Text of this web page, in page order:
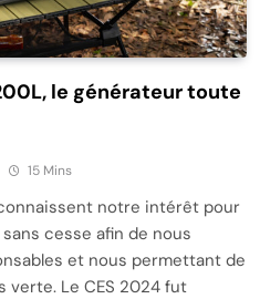
le générateur toute
15 Mins
notre intérêt pour
cesse afin de nous
et nous permettant de
verte. Le CES 2024 fut